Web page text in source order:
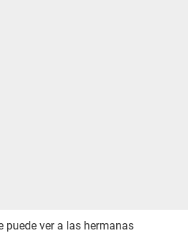
puede ver a las hermanas